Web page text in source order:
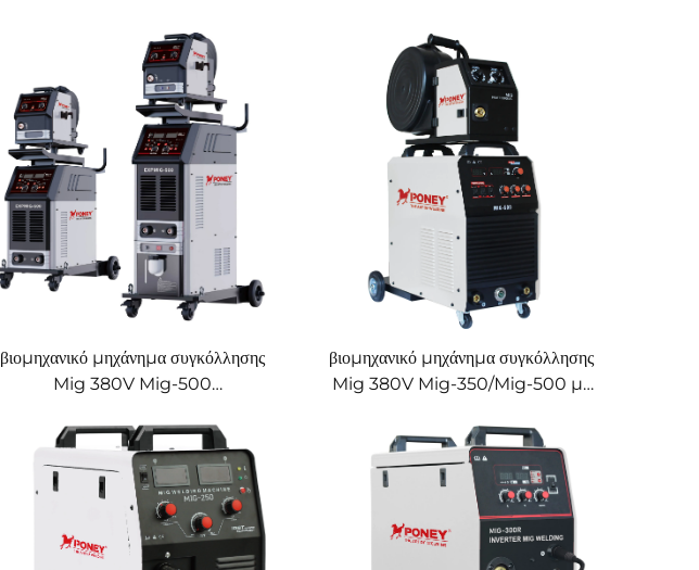
βιομηχανικό μηχάνημα συγκόλλησης
Mig 380V Mig-500
αερίου CO2, μηχάνημα συγκόλλησης
Mig/Mag με gouging
βιομηχανικό μηχάνημα συγκόλλησης
Mig 380V Mig-350/Mig-500 με
πολυλειτουργικό με προστασία
αερίου CO2, μηχάνημα συγκόλλησης
Mig/Mag